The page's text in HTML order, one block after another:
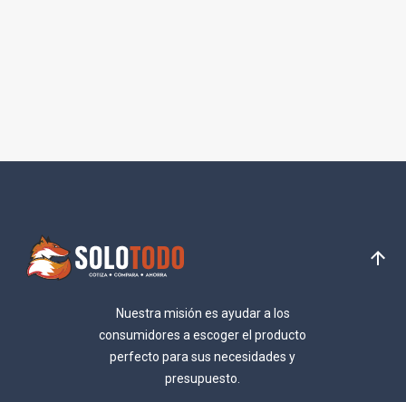
Nuestra misión es ayudar a los
consumidores a escoger el producto
perfecto para sus necesidades y
presupuesto.